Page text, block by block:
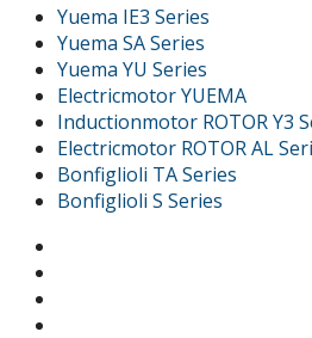
Yuema IE3 Series
Yuema SA Series
Yuema YU Series
Electricmotor YUEMA
Inductionmotor ROTOR Y3
Electricmotor ROTOR AL
Bonfiglioli TA Series
Bonfiglioli S Series